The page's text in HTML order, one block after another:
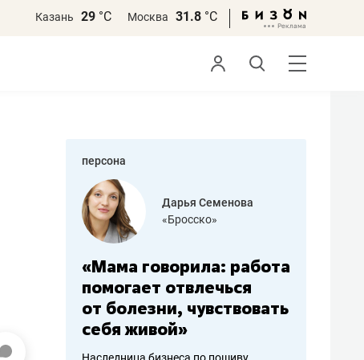
Казань 29 °С Москва 31.8 °С
персона
Дарья Семенова
«Бросско»
«Мама говорила: работа
помогает отвлечься
от болезни, чувствовать
себя живой»